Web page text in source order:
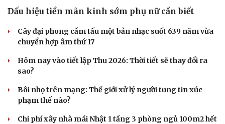
Dấu hiệu tiền mãn kinh sớm phụ nữ cần biết
Cây đại phong cầm tấu một bản nhạc suốt 639 năm vừa
chuyển hợp âm thứ 17
Hôm nay vào tiết lập Thu 2026: Thời tiết sẽ thay đổi ra
sao?
Bôi nhọ trên mạng: Thế giới xử lý người tung tin xúc
phạm thế nào?
Chi phí xây nhà mái Nhật 1 tầng 3 phòng ngủ 100m2 hết